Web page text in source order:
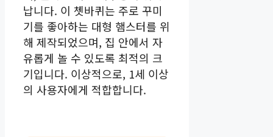
납니다. 이 쳇바퀴는 주로 꾸미
기를 좋아하는 대형 햄스터를 위
해 제작되었으며, 집 안에서 자
유롭게 놀 수 있도록 최적의 크
기입니다. 이상적으로, 1세 이상
의 사용자에게 적합합니다.